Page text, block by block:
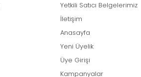
Yetkili Satıcı Belgelerimiz
İletişim
Anasayfa
Yeni Üyelik
Üye Girişi
Kampanyalar